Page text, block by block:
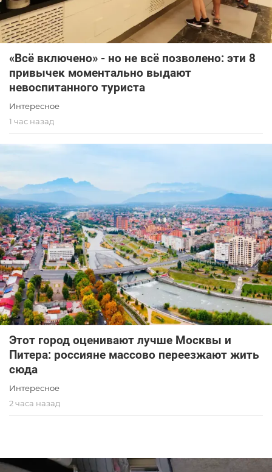
«Всё включено» - но не всё позволено: эти 8
привычек моментально выдают
невоспитанного туриста
Интересное
1 час назад
Этот город оценивают лучше Москвы и
Питера: россияне массово переезжают жить
сюда
Интересное
2 часа назад